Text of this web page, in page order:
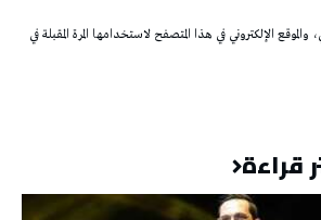
الإلكتروني في هذا المتصفح لاستخدامها المرة المقبلة في
قراءة